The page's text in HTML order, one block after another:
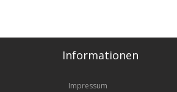
Informationen
Impressum